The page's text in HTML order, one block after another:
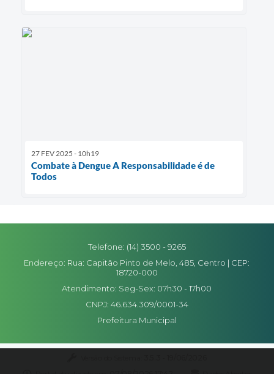
27 FEV 2025 - 10h19
Combate à Dengue A Responsabilidade é de
Todos
Telefone: (14) 3500 - 9265
Endereço: Rua: Capitão Pinto de Melo, 485, Centro | CEP:
18720-000
Atendimento: Seg-Sex: 07h30 - 17h00
CNPJ: 46.634.309/0001-34
Prefeitura Municipal